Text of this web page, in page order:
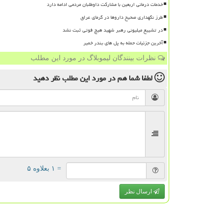
خدمات درمانی اربعین با مشارکت داوطلبان مردمی ادامه دارد
طرز نگهداری صحیح داروها در گرمای عراق
در تشییع میلیونی رهبر شهید هیچ فوتی ثبت نشد
آخرین جزئیات حمله به پل های بندر خمیر
نظرات بینندگان لیموبلاگ در مورد این مطلب
لطفا شما همدر مورد این مطلبنظر دهید
= ۱ بعلاوه ۵
ارسال نظر